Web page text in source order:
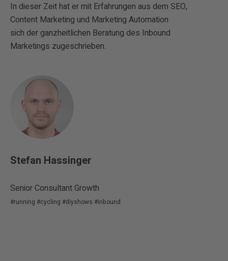
In dieser Zeit hat er mit Erfahrungen aus dem SEO,
Content Marketing und Marketing Automation
sich der ganzheitlichen Beratung des Inbound
Marketings zugeschrieben.
Stefan Hassinger
Senior Consultant Growth
#running #cycling #diyshows #inbound